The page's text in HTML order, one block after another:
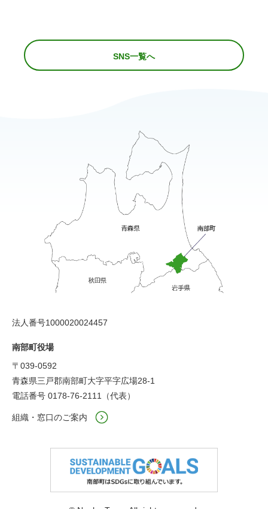
SNS一覧へ
法人番号1000020024457
南部町役場
〒039-0592
青森県三戸郡南部町大字平字広場28-1
電話番号 0178-76-2111（代表）
組織・窓口のご案内